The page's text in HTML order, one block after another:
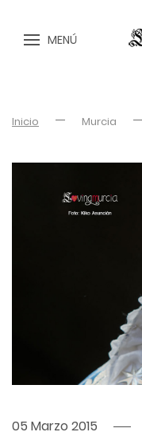
MENÚ
Inicio Murcia
05 Marzo 2015